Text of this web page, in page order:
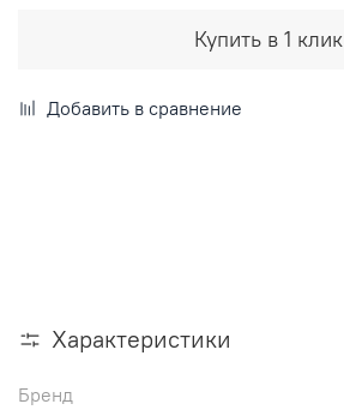
Купить в 1 клик
Добавить в сравнение
Характеристики
Бренд